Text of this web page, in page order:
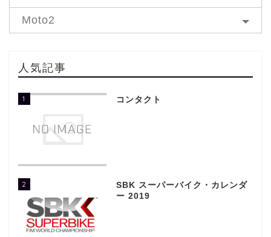
Moto2
人気記事
1 コンタクト
2
SBK スーパーバイク・カレンダ
ー 2019